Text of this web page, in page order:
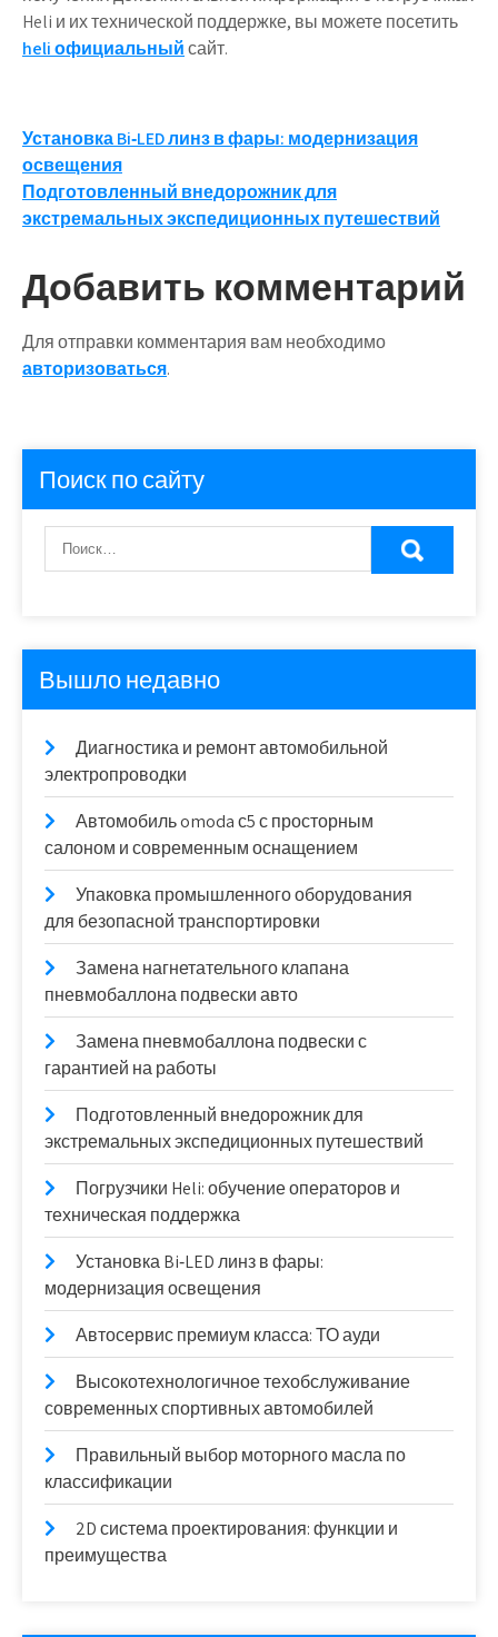
Heli и их технической поддержке, вы можете посетить
heli официальныйсайт.
Навигация
по
записям
Установка Bi‑LED линз в фары: модернизация
освещения
Подготовленный внедорожник для
экстремальных экспедиционных путешествий
Добавить комментарий
Для отправки комментария вам необходимо
авторизоваться.
Поиск по сайту
Вышло недавно
Диагностика и ремонт автомобильной
электропроводки
Автомобиль omoda с5 с просторным
салоном и современным оснащением
Упаковка промышленного оборудования
для безопасной транспортировки
Замена нагнетательного клапана
пневмобаллона подвески авто
Замена пневмобаллона подвески с
гарантией на работы
Подготовленный внедорожник для
экстремальных экспедиционных путешествий
Погрузчики Heli: обучение операторов и
техническая поддержка
Установка Bi‑LED линз в фары:
модернизация освещения
Автосервис премиум класса: ТО ауди
Высокотехнологичное техобслуживание
современных спортивных автомобилей
Правильный выбор моторного масла по
классификации
2D система проектирования: функции и
преимущества